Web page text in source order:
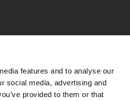
features and to analyse our
social media, advertising and
provided to them or that